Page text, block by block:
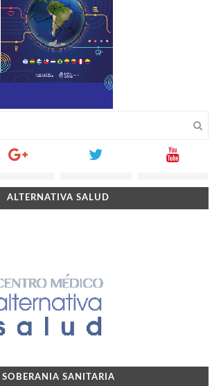
ALTERNATIVA SALUD
SOBERANIA SANITARIA